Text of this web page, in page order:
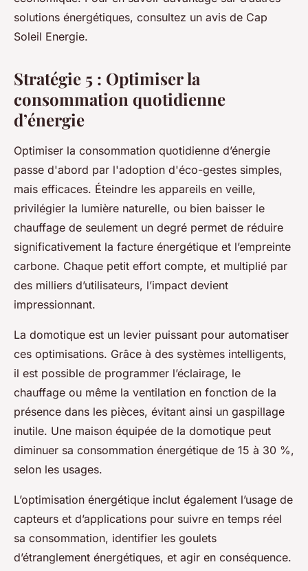
solutions énergétiques, consultez un avis de Cap
Soleil Energie.
Stratégie 5 : Optimiser la
consommation quotidienne
d’énergie
Optimiser la consommation quotidienne d’énergie
passe d'abord par l'adoption d'éco-gestes simples,
mais efficaces. Éteindre les appareils en veille,
privilégier la lumière naturelle, ou bien baisser le
chauffage de seulement un degré permet de réduire
significativement la facture énergétique et l’empreinte
carbone. Chaque petit effort compte, et multiplié par
des milliers d’utilisateurs, l’impact devient
impressionnant.
La domotique est un levier puissant pour automatiser
ces optimisations. Grâce à des systèmes intelligents,
il est possible de programmer l’éclairage, le
chauffage ou même la ventilation en fonction de la
présence dans les pièces, évitant ainsi un gaspillage
inutile. Une maison équipée de la domotique peut
diminuer sa consommation énergétique de 15 à 30 %,
selon les usages.
L’optimisation énergétique inclut également l’usage de
capteurs et d’applications pour suivre en temps réel
sa consommation, identifier les goulets
d’étranglement énergétiques, et agir en conséquence.